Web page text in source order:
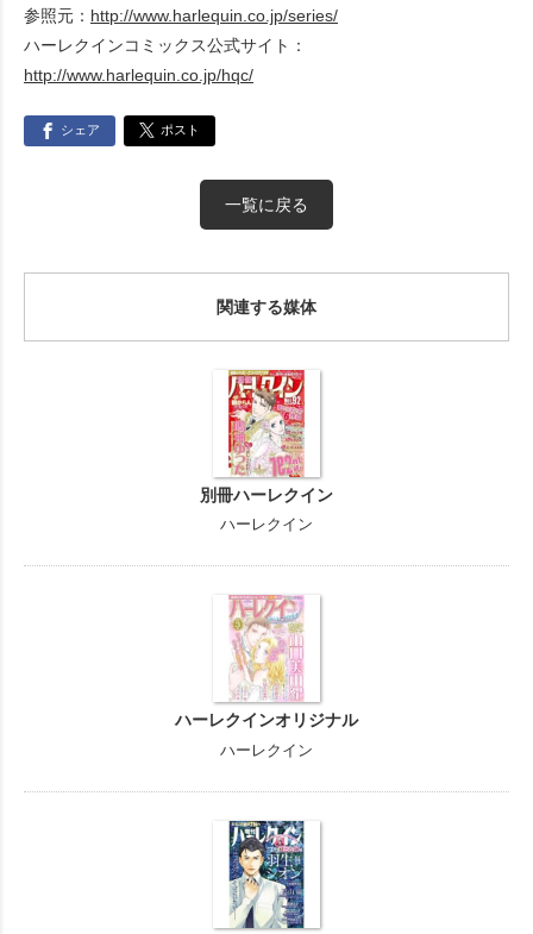
参照元： http://www.harlequin.co.jp/series/
ハーレクインコミックス公式サイト：
http://www.harlequin.co.jp/hqc/
シェア ポスト
一覧に戻る
関連する媒体
別冊ハーレクイン
ハーレクイン
ハーレクインオリジナル
ハーレクイン